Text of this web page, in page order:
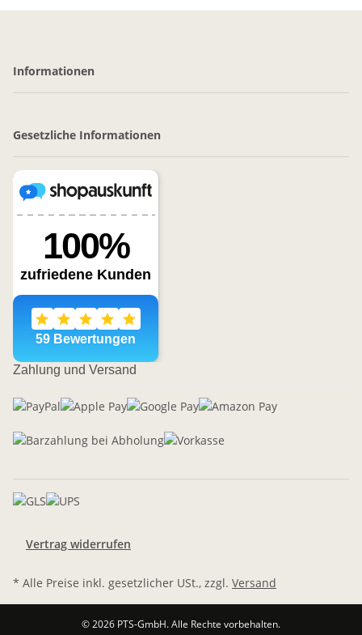
Informationen
Gesetzliche Informationen
Zahlung und Versand
Vertrag widerrufen
* Alle Preise inkl. gesetzlicher USt., zzgl. Versand
© 2026 PTS-GmbH. Alle Rechte vorbehalten.